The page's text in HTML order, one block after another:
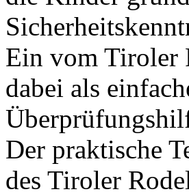
Ein vom Tiroler
dabei als
Der praktische
des Tiroler